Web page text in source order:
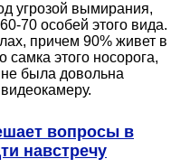
угрозой вымирания,
70 особей этого вида.
причем 90% живет в
этого носорога,
была довольна
вопросы в
навстречу